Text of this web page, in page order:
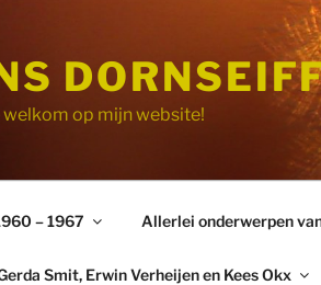
welkom op mijn website!
– 1967 Allerlei onderwerpen
Smit, Erwin Verheijen en Kees Okx